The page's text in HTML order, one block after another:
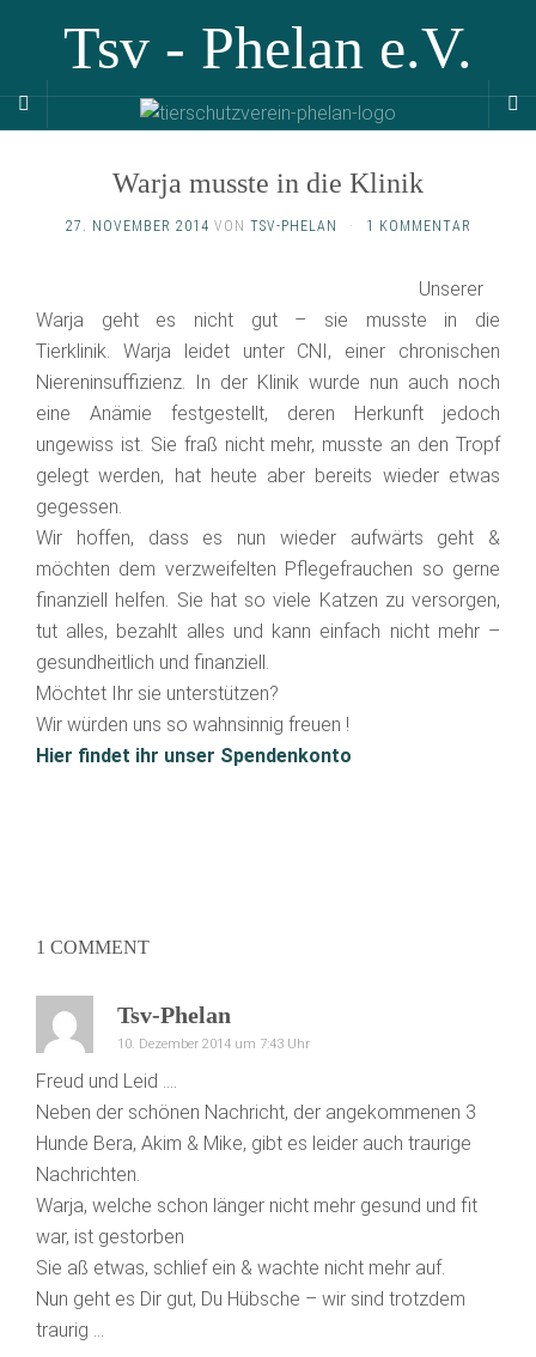
Tsv - Phelan e.V.
Warja musste in die Klinik
27. NOVEMBER 2014 VON TSV-PHELAN · 1 KOMMENTAR
Unserer
Warja geht es nicht gut – sie musste in die
Tierklinik. Warja leidet unter CNI, einer chronischen
Niereninsuffizienz. In der Klinik wurde nun auch noch
eine Anämie festgestellt, deren Herkunft jedoch
ungewiss ist. Sie fraß nicht mehr, musste an den Tropf
gelegt werden, hat heute aber bereits wieder etwas
gegessen.
Wir hoffen, dass es nun wieder aufwärts geht &
möchten dem verzweifelten Pflegefrauchen so gerne
finanziell helfen. Sie hat so viele Katzen zu versorgen,
tut alles, bezahlt alles und kann einfach nicht mehr –
gesundheitlich und finanziell.
Möchtet Ihr sie unterstützen?
Wir würden uns so wahnsinnig freuen !
Hier findet ihr unser Spendenkonto
1 COMMENT
Tsv-Phelan
10. Dezember 2014 um 7:43 Uhr
Freud und Leid ….
Neben der schönen Nachricht, der angekommenen 3
Hunde Bera, Akim & Mike, gibt es leider auch traurige
Nachrichten.
Warja, welche schon länger nicht mehr gesund und fit
war, ist gestorben
Sie aß etwas, schlief ein & wachte nicht mehr auf.
Nun geht es Dir gut, Du Hübsche – wir sind trotzdem
traurig …